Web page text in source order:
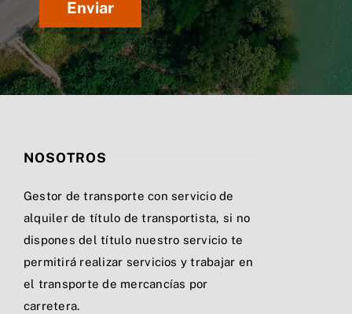
NOSOTROS
Gestor de transporte con servicio de
alquiler de título de transportista, si no
dispones del título nuestro servicio te
permitirá realizar servicios y trabajar en
el transporte de mercancías por
carretera.